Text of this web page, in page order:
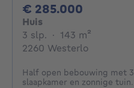
€ 285.000
Huis
3 slp. 3 slaapkamers
· 143 m²
2260 Westerlo
Half open bebouwing met 3
slaapkamer en zonnige tuin.